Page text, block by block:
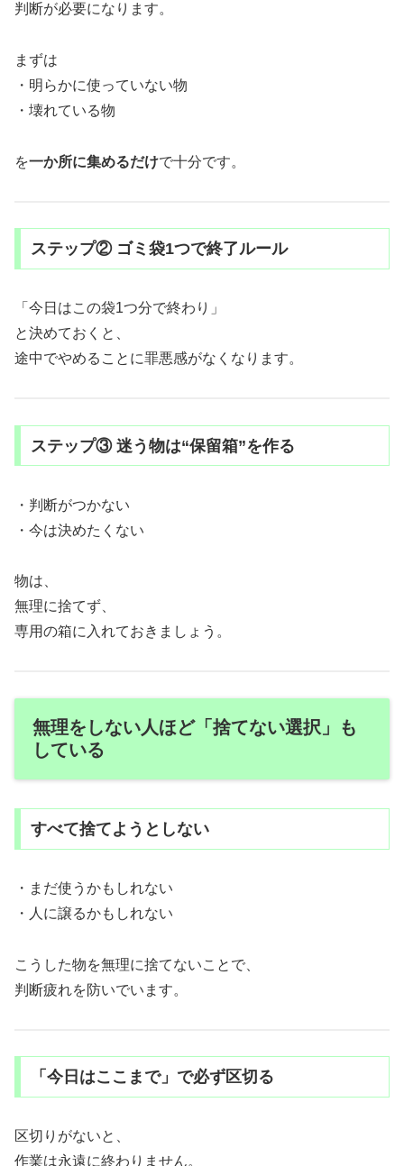
判断が必要になります。
まずは
・明らかに使っていない物
・壊れている物
を一か所に集めるだけで十分です。
ステップ② ゴミ袋1つで終了ルール
「今日はこの袋1つ分で終わり」
と決めておくと、
途中でやめることに罪悪感がなくなります。
ステップ③ 迷う物は“保留箱”を作る
・判断がつかない
・今は決めたくない
物は、
無理に捨てず、
専用の箱に入れておきましょう。
無理をしない人ほど「捨てない選択」も
している
すべて捨てようとしない
・まだ使うかもしれない
・人に譲るかもしれない
こうした物を無理に捨てないことで、
判断疲れを防いでいます。
「今日はここまで」で必ず区切る
区切りがないと、
作業は永遠に終わりません。